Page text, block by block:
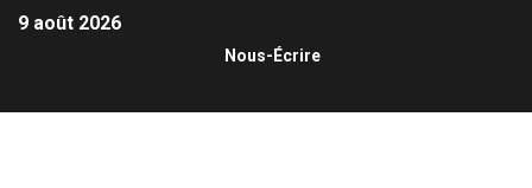
9 août 2026
Nous-Écrire